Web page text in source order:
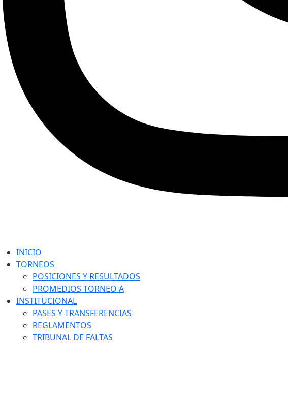
INICIO
TORNEOS
POSICIONES Y RESULTADOS
PROMEDIOS TORNEO A
INSTITUCIONAL
PASES Y TRANSFERENCIAS
REGLAMENTOS
TRIBUNAL DE FALTAS